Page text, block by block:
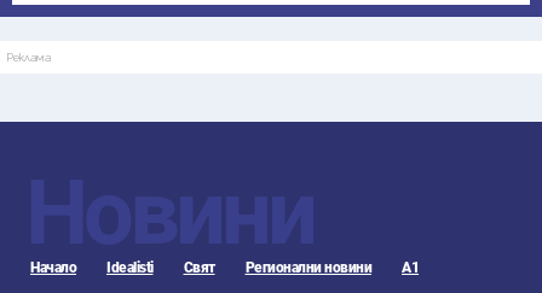
Реклама
Новини
Начало Idealisti Свят Регионални новини А1